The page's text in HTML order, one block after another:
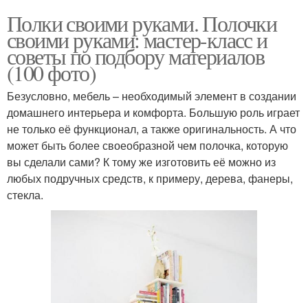
Полки своими руками. Полочки
своими руками: мастер-класс и
советы по подбору материалов
(100 фото)
Безусловно, мебель – необходимый элемент в создании
домашнего интерьера и комфорта. Большую роль играет
не только её функционал, а также оригинальность. А что
может быть более своеобразной чем полочка, которую
вы сделали сами? К тому же изготовить её можно из
любых подручных средств, к примеру, дерева, фанеры,
стекла.